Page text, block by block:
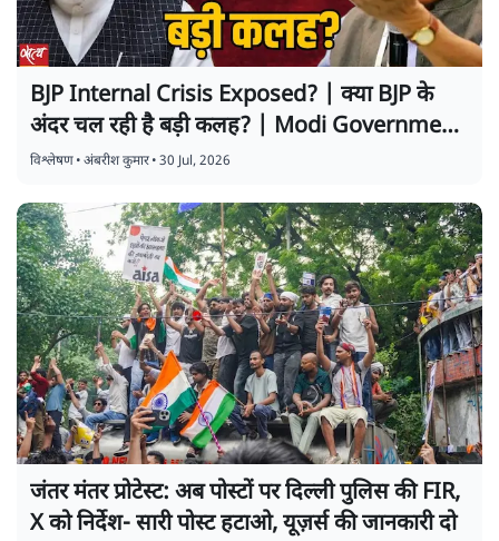
BJP Internal Crisis Exposed? | क्या BJP के
अंदर चल रही है बड़ी कलह? | Modi Government
Backfoot पर?
विश्लेषण•अंबरीश कुमार•30 Jul, 2026
जंतर मंतर प्रोटेस्ट: अब पोस्टों पर दिल्ली पुलिस की FIR,
X को निर्देश- सारी पोस्ट हटाओ, यूज़र्स की जानकारी दो